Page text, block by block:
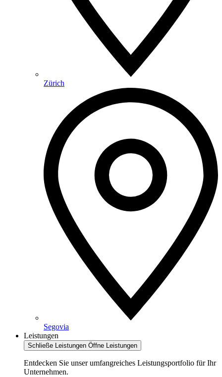
Zürich
Segovia
Leistungen
Schließe Leistungen Öffne Leistungen
Entdecken Sie unser umfangreiches Leistungsportfolio für Ihr
Unternehmen.